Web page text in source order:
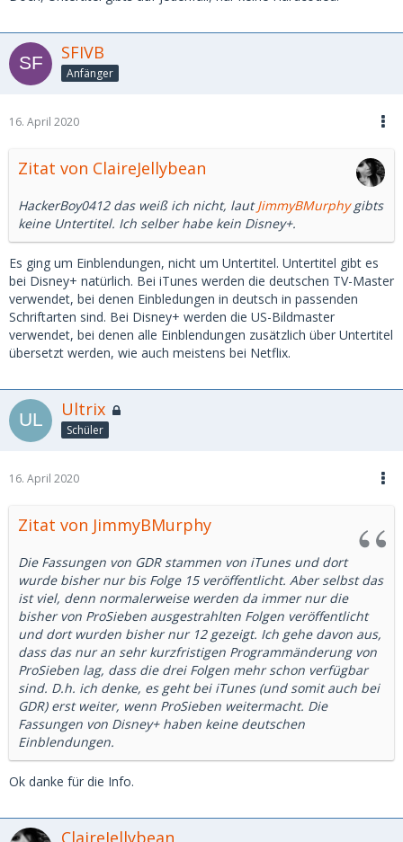
SFIVB
Anfänger
16. April 2020
Zitat von ClaireJellybean
HackerBoy0412 das weiß ich nicht, lautJimmyBMurphygibts
keine Untertitel. Ich selber habe kein Disney+.
Es ging um Einblendungen, nicht um Untertitel. Untertitel gibt es
bei Disney+ natürlich. Bei iTunes werden die deutschen TV-Master
verwendet, bei denen Einbledungen in deutsch in passenden
Schriftarten sind. Bei Disney+ werden die US-Bildmaster
verwendet, bei denen alle Einblendungen zusätzlich über Untertitel
übersetzt werden, wie auch meistens bei Netflix.
Ultrix
Schüler
16. April 2020
Zitat von JimmyBMurphy
Die Fassungen von GDR stammen von iTunes und dort
wurde bisher nur bis Folge 15 veröffentlicht. Aber selbst das
ist viel, denn normalerweise werden da immer nur die
bisher von ProSieben ausgestrahlten Folgen veröffentlicht
und dort wurden bisher nur 12 gezeigt. Ich gehe davon aus,
dass das nur an sehr kurzfristigen Programmänderung von
ProSieben lag, dass die drei Folgen mehr schon verfügbar
sind. D.h. ich denke, es geht bei iTunes (und somit auch bei
GDR) erst weiter, wenn ProSieben weitermacht. Die
Fassungen von Disney+ haben keine deutschen
Einblendungen.
Ok danke für die Info.
ClaireJellybean